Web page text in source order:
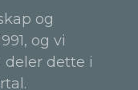
og
og vi
deler dette i